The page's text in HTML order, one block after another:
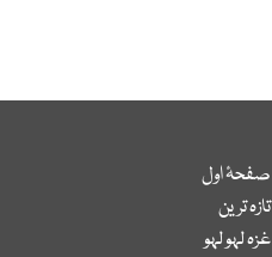
صفحۂ اول
تازہ ترین
غزہ لہو لہو